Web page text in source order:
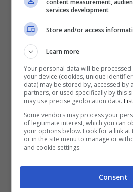
: Sei positiva,
vivace e
interessi e di energia, sei
vulcano di idee. Vivi la
sentimento, non temi
consapevole del tuo
attratta dagli uomini
che sanno parlarti dritto
vivace. Non credi nel
services development
Store and/or access
Learn more
Your personal data will be
your device (cookies, unique
data) may be stored by, accessed by
partners, or used specifically by this
may use precise geolocation data.
Some vendors may process your
of legitimate interest, which you can
your options below. Look for a link
or in the site menu to manage or
and cookie settings.
Consent